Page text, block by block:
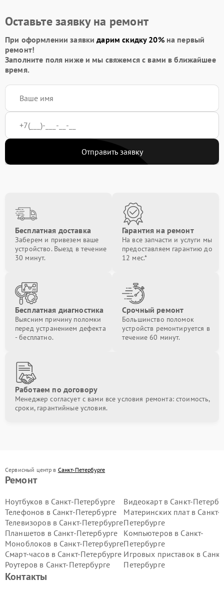
Ремонт на дому
Оставьте заявку на ремонт
При оформлении заявкидарим скидку 20%на первый
ремонт!
Заполните поля ниже и мы свяжемся с вами в ближайшее
время.
Отправить заявку
Бесплатная доставка
Заберем и привезем ваше
устройство. Выезд в течение
30 минут.
Гарантия на ремонт
На все запчасти и услуги мы
предоставляем гарантию до
12 мес.*
Бесплатная диагностика
Выясним причину поломки
перед устранением дефекта
- бесплатно.
Срочный ремонт
Большинство поломок
устройств ремонтируется в
течение 60 минут.
Работаем по договору
Менеджер согласует с вами все условия ремонта: стоимость,
сроки, гарантийные условия.
Сервисный центр в Санкт-Петербурге
Ремонт
Ноутбуков в Санкт-Петербурге
Телефонов в Санкт-Петербурге
Телевизоров в Санкт-Петербурге
Планшетов в Санкт-Петербурге
Моноблоков в Санкт-Петербурге
Смарт-часов в Санкт-Петербурге
Роутеров в Санкт-Петербурге
Видеокарт в Санкт-
Материнских плат в Санкт-
Петербурге
Компьютеров в Санкт-
Петербурге
Игровых приставок в
Петербурге
Контакты